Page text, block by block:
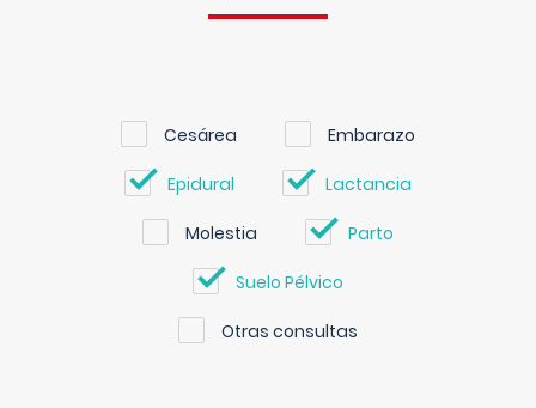
Cesárea Embarazo
Epidural Lactancia
Molestia Parto
Suelo Pélvico
Otras consultas